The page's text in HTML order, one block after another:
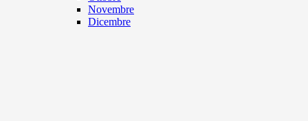
Novembre
Dicembre